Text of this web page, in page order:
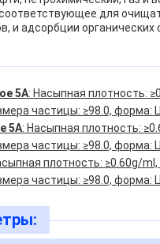
для
и адсорбции органических
5A: Насыпная плотность:
частицы: ≥98.0, форма:
5A: Насыпная плотность:
частицы: ≥98.0, форма:
плотность: ≥0.60g/
частицы: ≥98.0, форма: